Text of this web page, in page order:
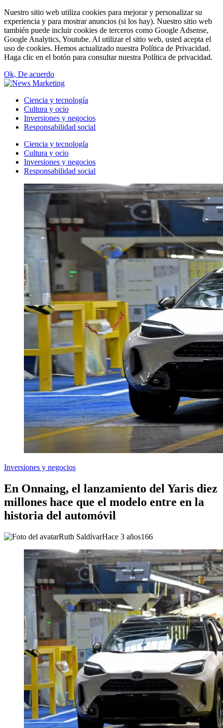
Nuestro sitio web utiliza cookies para mejorar y personalizar su
experiencia y para mostrar anuncios (si los hay). Nuestro sitio web
también puede incluir cookies de terceros como Google Adsense,
Google Analytics, Youtube. Al utilizar el sitio web, usted acepta el
uso de cookies. Hemos actualizado nuestra Política de Privacidad.
Haga clic en el botón para consultar nuestra Política de privacidad.
Ok, De acuerdo
Ciencia y tecnología
Cultura y ocio
Inversiones y negocios
Responsabilidad social
Ciencia y tecnología
Cultura y ocio
Inversiones y negocios
Responsabilidad social
Inversiones y negocios
En Onnaing, el lanzamiento del Yaris diez
millones hace que el modelo entre en la
historia del automóvil
Ruth SaldívarHace 3 años166